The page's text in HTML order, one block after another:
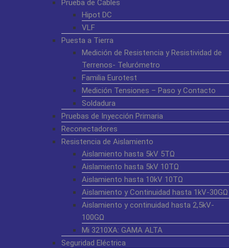
Prueba de Cables
Hipot DC
VLF
Puesta a Tierra
Medición de Resistencia y Resistividad de
Terrenos- Telurómetro
Familia Eurotest
Medición Tensiones – Paso y Contacto
Soldadura
Pruebas de Inyección Primaria
Reconectadores
Resistencia de Aislamiento
Aislamiento hasta 5kV 5TΩ
Aislamiento hasta 5kV 10TΩ
Aislamiento hasta 10kV 10TΩ
Aislamiento y Continuidad hasta 1kV-30GΩ
Aislamiento y continuidad hasta 2,5kV-
100GΩ
Mi 3210XA: GAMA ALTA
Seguridad Eléctrica